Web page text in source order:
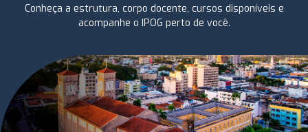
Conheça a estrutura, corpo docente, cursos disponíveis e
acompanhe o IPOG perto de você.